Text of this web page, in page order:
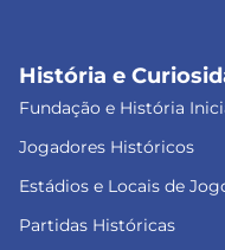
História e
Fundação e História
Jogadores Históricos
Estádios e Locais de
Partidas Históricas